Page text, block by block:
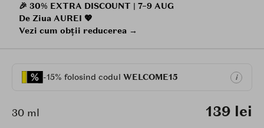
🎉 30% EXTRA DISCOUNT | 7–9 AUG
De Ziua AUREI 💖
Vezi cum obții reducerea →
-15% folosind codul WELCOME15 i
30 ml 139 lei